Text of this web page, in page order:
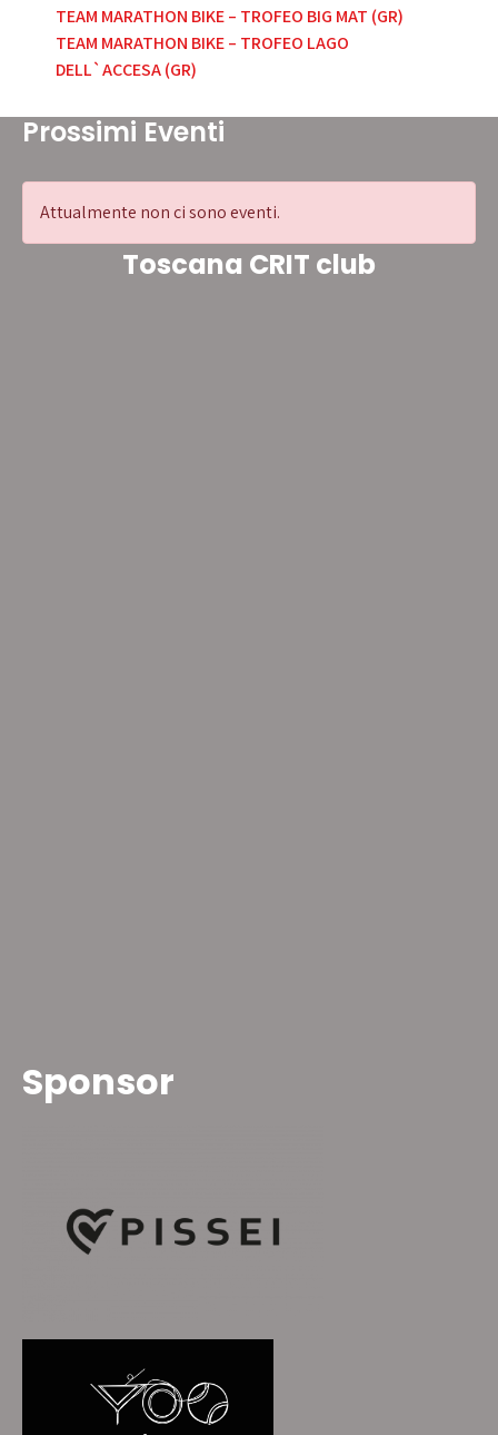
Navigazione
articoli
TEAM MARATHON BIKE – TROFEO BIG MAT (GR)
TEAM MARATHON BIKE – TROFEO LAGO
DELL`ACCESA (GR)
Prossimi Eventi
Attualmente non ci sono eventi.
Toscana CRIT club
Sponsor